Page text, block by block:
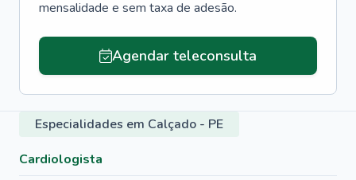
mensalidade e sem taxa de adesão.
Agendar teleconsulta
Especialidades em Calçado - PE
Cardiologista